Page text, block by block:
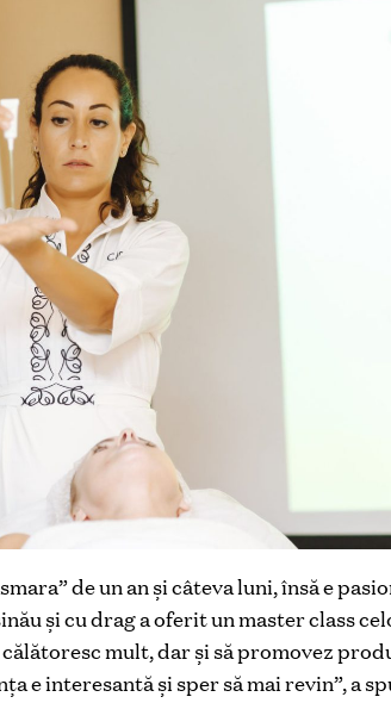
de un an şi câteva luni, însă e
şi cu drag a oferit un master class
mult, dar şi să promovez
e interesantă şi sper să mai revin”, a